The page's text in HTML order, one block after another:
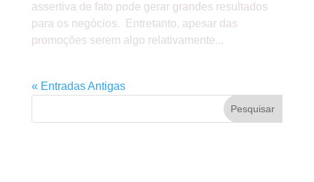
assertiva de fato pode gerar grandes resultados
para os negócios. Entretanto, apesar das
promoções serem algo relativamente...
« Entradas Antigas
Pesquisar